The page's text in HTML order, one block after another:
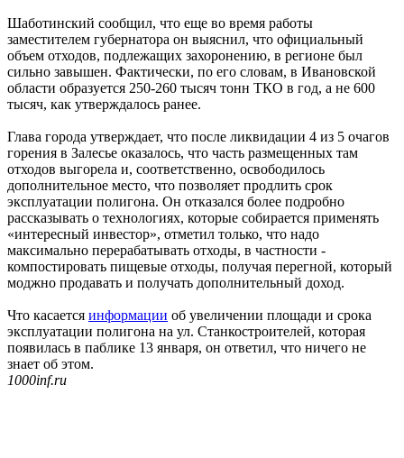
Шаботинский сообщил, что еще во время работы
заместителем губернатора он выяснил, что официальный
объем отходов, подлежащих захоронению, в регионе был
сильно завышен. Фактически, по его словам, в Ивановской
области образуется 250-260 тысяч тонн ТКО в год, а не 600
тысяч, как утверждалось ранее.
Глава города утверждает, что после ликвидации 4 из 5 очагов
горения в Залесье оказалось, что часть размещенных там
отходов выгорела и, соответственно, освободилось
дополнительное место, что позволяет продлить срок
эксплуатации полигона. Он отказался более подробно
рассказывать о технологиях, которые собирается применять
«интересный инвестор», отметил только, что надо
максимально перерабатывать отходы, в частности -
компостировать пищевые отходы, получая перегной, который
моджно продавать и получать дополнительный доход.
Что касается информации об увеличении площади и срока
эксплуатации полигона на ул. Станкостроителей, которая
появилась в паблике 13 января, он ответил, что ничего не
знает об этом.
1000inf.ru